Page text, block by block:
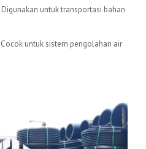
Digunakan untuk transportasi bahan
Cocok untuk sistem pengolahan air